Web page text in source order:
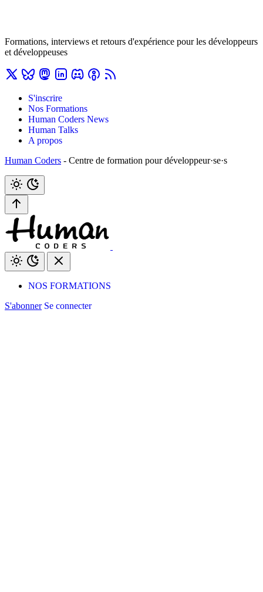
Formations, interviews et retours d'expérience pour les développeurs
et développeuses
S'inscrire
Nos Formations
Human Coders News
Human Talks
A propos
Human Coders - Centre de formation pour développeur·se·s
NOS FORMATIONS
S'abonner Se connecter